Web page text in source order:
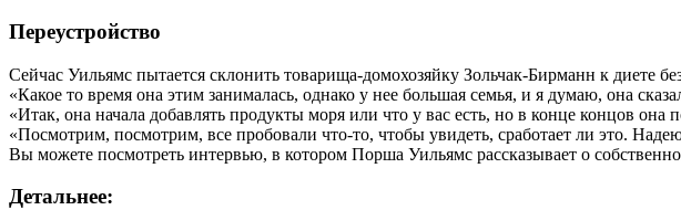
Переустройство
Сейчас Уильямс пытается склонить товарища-домохозяйку Зольчак-Бирманн к диете
«Какое то время она этим занималась, однако у нее большая семья, и я думаю, она
«Итак, она начала добавлять продукты моря или что у вас есть, но в конце концов
«Посмотрим, посмотрим, все пробовали что-то, чтобы увидеть, сработает ли это.
Вы можете посмотреть интервью, в котором Порша Уильямс рассказывает о
Детальнее: